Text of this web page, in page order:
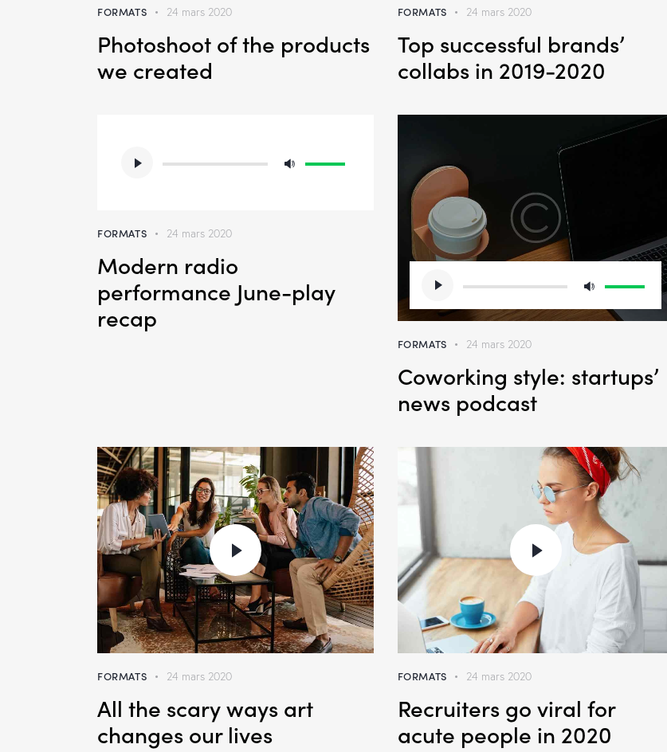
FORMATS 24 mars 2020
Photoshoot of the products
we created
FORMATS 24 mars 2020
Top successful brands’
collabs in 2019-2020
audio
Utilisez
ou
FORMATS 24 mars 2020
Modern radio
performance June-play
recap
audio
flèches
pour
augmenter
le
volume.
FORMATS 24 mars 2020
Coworking style: startups’
news podcast
FORMATS 24 mars 2020
All the scary ways art
changes our lives
FORMATS 24 mars 2020
Recruiters go viral for
acute people in 2020